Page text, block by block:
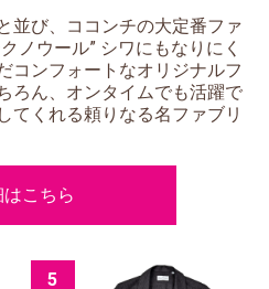
並び、ココンチの大定番ファ
ノウール” シワにもなりにく
コンフォートなオリジナルフ
ろん、オンタイムでも活躍で
てくれる頼りなる名ファブリ
こちら
5